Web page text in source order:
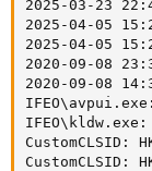
2025-03-23
2025-04-05
2025-04-05
2020-09-08
2020-09-08
IFEO\kldw.exe:
CustomCLSID:
CustomCLSID: